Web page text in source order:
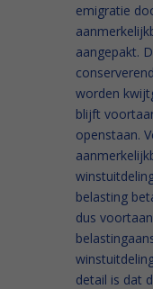
emigratie
aangepakt.
worden
blijft
openstaan.
belasting
dus
detail is dat